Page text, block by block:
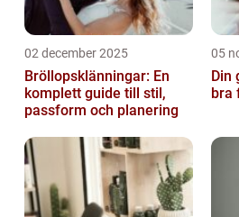
02 december 2025
Bröllopsklänningar: En
komplett guide till stil,
passform och planering
05
Din
bra